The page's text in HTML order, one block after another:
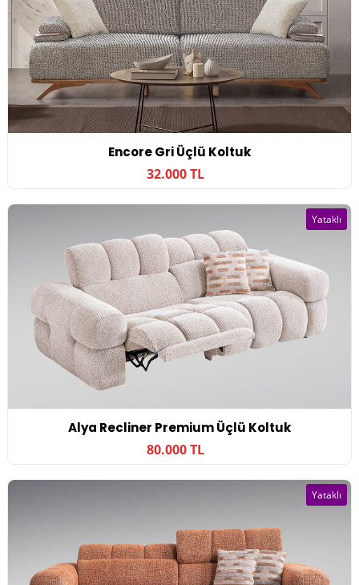
Encore Gri Üçlü Koltuk
32.000 TL
Alya Recliner Premium Üçlü Koltuk
80.000 TL
Yataklı
Yataklı